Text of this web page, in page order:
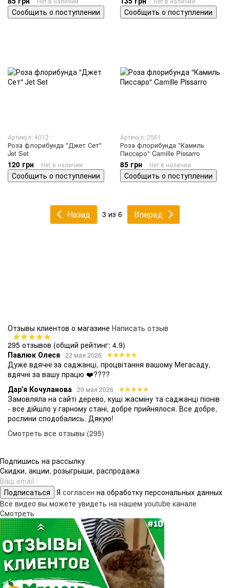
Сообщить о поступлении Сообщить о поступлении
Артикул: 4012
Роза флорибунда "Джет Сет"
Jet Set
120 грн Нет в наличии
Сообщить о поступлении
Артикул: 2561
Роза флорибунда "Камиль
Писсаро" Camille Pissarro
85 грн Нет в наличии
Сообщить о поступлении
Назад 3 из 6 Вперед
Отзывы клиентов о магазине Написать отзыв
295 отзывов (общий рейтинг: 4.9)
Павлюк Олеся
22 мая 2026
Дуже вдячні за саджанці, процвітання вашому Мегасаду,
вдячні за вашу працю ❤️????
Дар'я Кочуланова 20 мая 2026
Замовляла на сайті дерево, кущі жасміну та саджанці піонів
- все дійшло у гарному стані, добре прийнялося. Все добре,
рослини сподобались. Дякую!
Смотреть все отзывы (295)
Подпишись на рассылку
Скидки, акции, розыгрыши, распродажа
Подписаться Я согласен на обработку персональных данных
Все видео вы можете увидеть на нашем youtube канале
Смотреть